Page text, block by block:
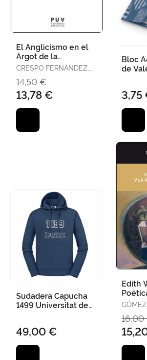
El Anglicismo en el
Argot de la
Drogadicción en
Americano
CRESPO FERNÁNDEZ,
14,50 €
13,78 €
Bloc
de
3,75
Sudadera Capucha
1499 Universitat de
49,00 €
Edith
(Pod)